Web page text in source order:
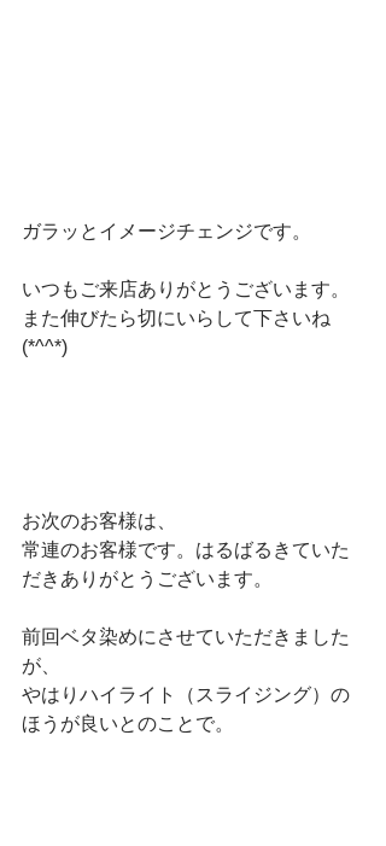
ガラッとイメージチェンジです。
いつもご来店ありがとうございます。
また伸びたら切にいらして下さいね
(*^^*)
お次のお客様は、
常連のお客様です。はるばるきていた
だきありがとうございます。
前回ベタ染めにさせていただきました
が、
やはりハイライト（スライジング）の
ほうが良いとのことで。